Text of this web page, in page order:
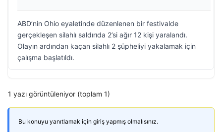
ABD’nin Ohio eyaletinde düzenlenen bir festivalde
gerçekleşen silahlı saldırıda 2’si ağır 12 kişi yaralandı.
Olayın ardından kaçan silahlı 2 şüpheliyi yakalamak için
çalışma başlatıldı.
1 yazı görüntüleniyor (toplam 1)
Bu konuyu yanıtlamak için giriş yapmış olmalısınız.